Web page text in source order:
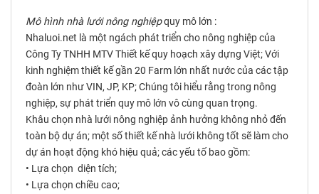
Mô hình nhà lưới nông nghiệpquy mô lớn :
Nhaluoi.net là một ngách phát triển cho nông nghiệp của
Công Ty TNHH MTV Thiết kế quy hoạch xây dựng Việt; Với
kinh nghiệm thiết kế gần 20 Farm lớn nhất nước của các tập
đoàn lớn như VIN, JP, KP; Chúng tôi hiểu rằng trong nông
nghiệp, sự phát triển quy mô lớn vô cùng quan trọng.
Khâu chọn nhà lưới nông nghiệp ảnh hưởng không nhỏ đến
toàn bộ dự án; một số thiết kế nhà lưới không tốt sẽ làm cho
dự án hoạt động khó hiệu quả; các yếu tố bao gồm:
• Lựa chọn diện tích;
• Lựa chọn chiều cao;